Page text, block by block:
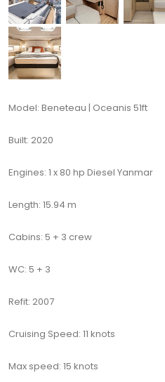
Model: Beneteau | Oceanis 51ft
Built: 2020
Engines: 1 x 80 hp Diesel Yanmar
Length: 15.94 m
Cabins: 5 + 3 crew
WC: 5 + 3
Refit: 2007
Cruising Speed: 11 knots
Max speed: 15 knots